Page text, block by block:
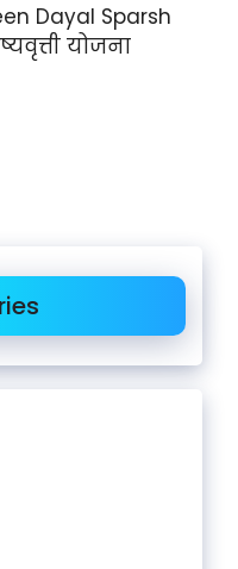
Dayal Sparsh
योजना